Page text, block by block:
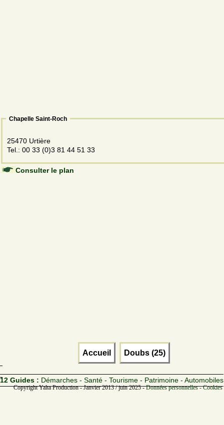
Chapelle Saint-Roch
25470 Urtière
Tel.: 00 33 (0)3 81 44 51 33
Consulter le plan
Accueil Doubs (25)
12 Guides : Démarches - Santé - Tourisme - Patrimoine - Automobiles
Copyright Yalta Production - Janvier 2013 / juin 2025 -Données personnelles -